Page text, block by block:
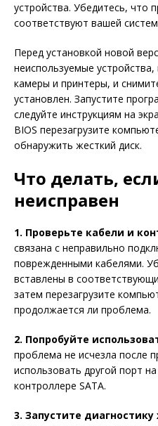
устройства. Убедитесь, что
соответствуют вашей
Перед установкой новой
неиспользуемые
камеры и принтеры, и
установлен. Запустите
следуйте инструкциям на
BIOS перезагрузите
обнаружить жесткий диск.
Что делать,
неисправен
1. Проверьте кабели и
связана с неправильно
поврежденными кабелями.
вставлены в
затем перезагрузите
продолжается ли проблема.
2. Попробуйте
проблема не исчезла после
использовать другой порт
контроллере SATA.
3. Запустите